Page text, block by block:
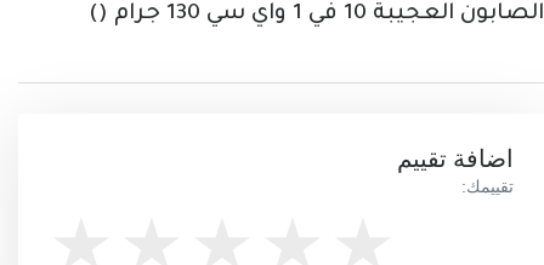
الصابون العجيبة 10 في 1 واي سي 130 جرام ()
اضافة تقييم
تقييمك: